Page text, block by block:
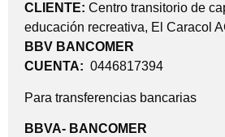
CLIENTE: Centro transitorio de
educación recreativa, El Caracol
BBV BANCOMER
CUENTA: 0446817394
Para transferencias bancarias
BBVA- BANCOMER